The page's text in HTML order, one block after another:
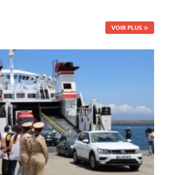
VOIR PLUS